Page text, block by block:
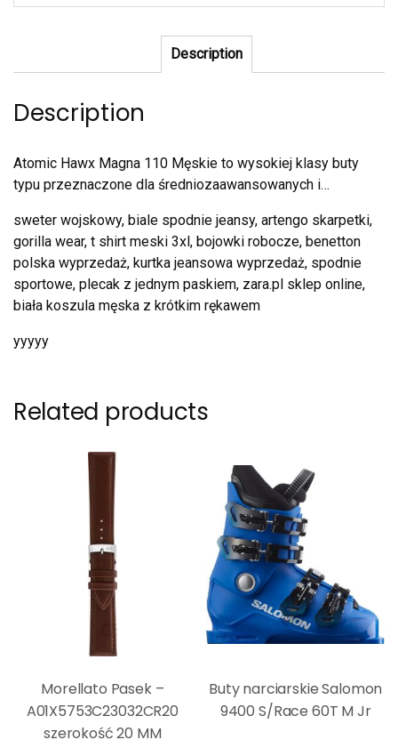
Description
Description
Atomic Hawx Magna 110 Męskie to wysokiej klasy buty
typu przeznaczone dla średniozaawansowanych i…
sweter wojskowy, biale spodnie jeansy, artengo skarpetki,
gorilla wear, t shirt meski 3xl, bojowki robocze, benetton
polska wyprzedaż, kurtka jeansowa wyprzedaż, spodnie
sportowe, plecak z jednym paskiem, zara.pl sklep online,
biała koszula męska z krótkim rękawem
yyyyy
Related products
Morellato Pasek –
A01X5753C23032CR20
szerokość 20 MM
Buty narciarskie Salomon
9400 S/Race 60T M Jr